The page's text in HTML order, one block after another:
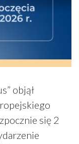
objął
się 2